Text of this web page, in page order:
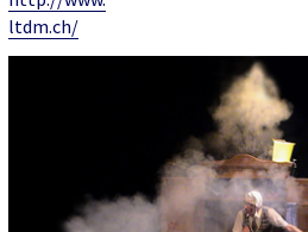
ltdm.ch/